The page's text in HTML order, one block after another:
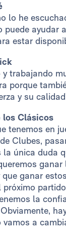
lo he
puede ayudar
estar
trabajando
porque
y su
los Clásicos
tenemos en
Clubes,
la única duda
ganar
ganar
próximo
la
a